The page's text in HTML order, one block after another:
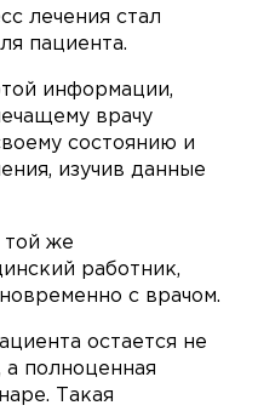
лечения стал
пациента.
информации,
врачу
состоянию и
изучив данные
той же
работник,
с врачом.
остается не
а полноценная
Такая